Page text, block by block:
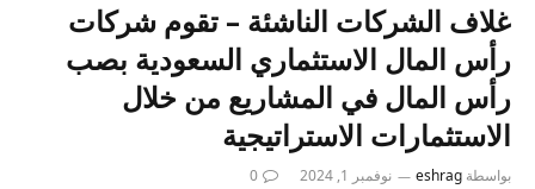
غلاف الشركات الناشئة – تقوم شركات
رأس المال الاستثماري السعودية بصب
رأس المال في المشاريع من خلال
الاستثمارات الاستراتيجية
بواسطة eshrag نوفمبر 1, 2024 0